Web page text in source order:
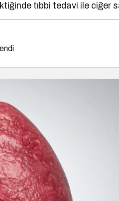
tıbbi tedavi ile ciğer